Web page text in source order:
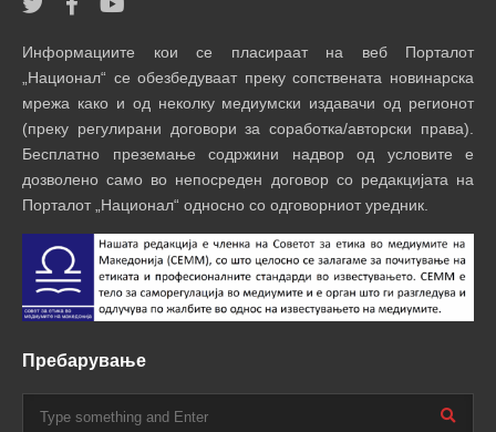
Информациите кои се пласираат на веб Порталот
„Национал“ се обезбедуваат преку сопствената новинарска
мрежа како и од неколку медиумски издавачи од регионот
(преку регулирани договори за соработка/авторски права).
Бесплатно преземање содржини надвор од условите е
дозволено само во непосреден договор со редакцијата на
Порталот „Национал“ односно со одговорниот уредник.
Пребарување